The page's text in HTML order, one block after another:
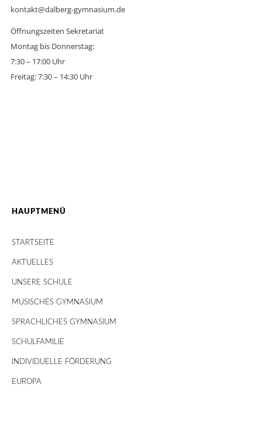
kontakt@dalberg-gymnasium.de
Öffnungszeiten Sekretariat
Montag bis Donnerstag:
7:30 – 17:00 Uhr
Freitag: 7:30 – 14:30 Uhr
HAUPTMENÜ
STARTSEITE
AKTUELLES
UNSERE SCHULE
MUSISCHES GYMNASIUM
SPRACHLICHES GYMNASIUM
SCHULFAMILIE
INDIVIDUELLE FÖRDERUNG
EUROPA